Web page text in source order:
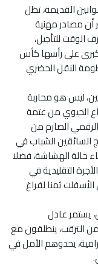
القديمة، تظل
أن مصادر مهنية
الوقت للتأجيل،
على رأسها كأس
النقل الحضري
ليس هو محاربة
الحيوي من عتمة
الصارم من
السائقين الشباب في
حالة الهشاشة، فضلا
التقليدية في
ثمنا لفراغ
يستمر عادل
الترقب، ينطلقون مع
يحدوهم الأمل في